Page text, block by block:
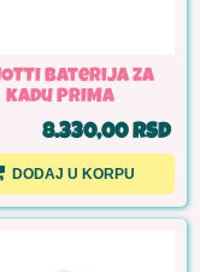
Baterija za
kadu PRIMA
8.330,00 RSD
DODAJ U KORPU